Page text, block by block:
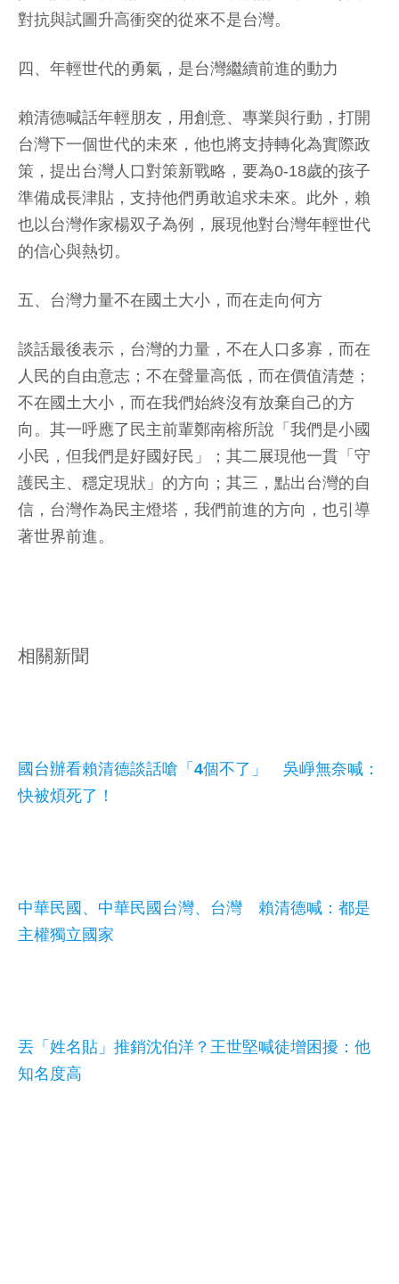
對抗與試圖升高衝突的從來不是台灣。
四、年輕世代的勇氣，是台灣繼續前進的動力
賴清德喊話年輕朋友，用創意、專業與行動，打開
台灣下一個世代的未來，他也將支持轉化為實際政
策，提出台灣人口對策新戰略，要為0-18歲的孩子
準備成長津貼，支持他們勇敢追求未來。此外，賴
也以台灣作家楊双子為例，展現他對台灣年輕世代
的信心與熱切。
五、台灣力量不在國土大小，而在走向何方
談話最後表示，台灣的力量，不在人口多寡，而在
人民的自由意志；不在聲量高低，而在價值清楚；
不在國土大小，而在我們始終沒有放棄自己的方
向。其一呼應了民主前輩鄭南榕所說「我們是小國
小民，但我們是好國好民」；其二展現他一貫「守
護民主、穩定現狀」的方向；其三，點出台灣的自
信，台灣作為民主燈塔，我們前進的方向，也引導
著世界前進。
相關新聞
國台辦看賴清德談話嗆「4個不了」 吳崢無奈喊：
快被煩死了！
中華民國、中華民國台灣、台灣 賴清德喊：都是
主權獨立國家
丟「姓名貼」推銷沈伯洋？王世堅喊徒增困擾：他
知名度高